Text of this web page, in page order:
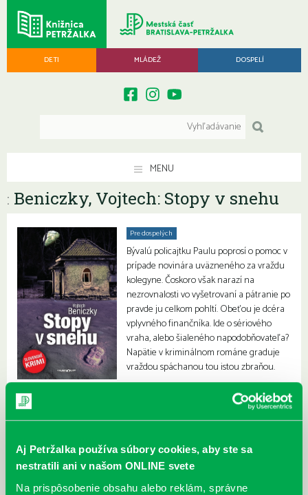
Aj Petržalka používa súbory cookies, aby ste sa
nestratili ani v našom ONLINE svete
Na prispôsobenie obsahu alebo reklám, správne
DETI MLÁDEŽ DOSPELÍ
MENU
: Beniczky, Vojtech: Stopy v snehu
Pre dospelých
Bývalú policajtku Paulu poprosí o pomoc v
prípade novinára uväzneného za vraždu
kolegyne. Čoskoro však narazí na
nezrovnalosti vo vyšetrovaní a pátranie po
pravde ju celkom pohltí. Obeťou je dcéra
vplyvného finančníka. Ide o sériového
vraha, alebo šialeného napodobňovateľa?
Napätie v kriminálnom románe graduje
vraždou spáchanou tou istou zbraňou.